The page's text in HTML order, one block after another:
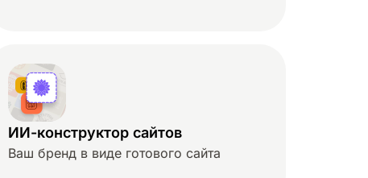
ИИ-конструктор сайтов
Ваш бренд в виде готового сайта